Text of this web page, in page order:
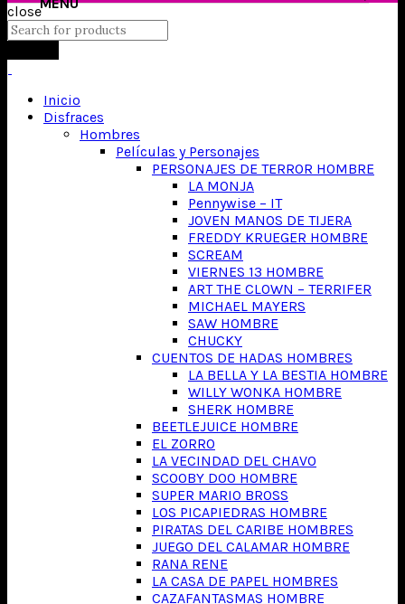
close
Inicio
Disfraces
Hombres
Películas y Personajes
PERSONAJES DE TERROR HOMBRE
LA MONJA
Pennywise – IT
JOVEN MANOS DE TIJERA
FREDDY KRUEGER HOMBRE
SCREAM
VIERNES 13 HOMBRE
ART THE CLOWN – TERRIFER
MICHAEL MAYERS
SAW HOMBRE
CHUCKY
CUENTOS DE HADAS HOMBRES
LA BELLA Y LA BESTIA HOMBRE
WILLY WONKA HOMBRE
SHERK HOMBRE
BEETLEJUICE HOMBRE
EL ZORRO
LA VECINDAD DEL CHAVO
SCOOBY DOO HOMBRE
SUPER MARIO BROSS
LOS PICAPIEDRAS HOMBRE
PIRATAS DEL CARIBE HOMBRES
JUEGO DEL CALAMAR HOMBRE
RANA RENE
LA CASA DE PAPEL HOMBRES
CAZAFANTASMAS HOMBRE